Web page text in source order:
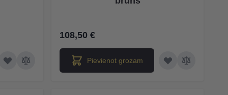
108,50 €
Pievienot grozam